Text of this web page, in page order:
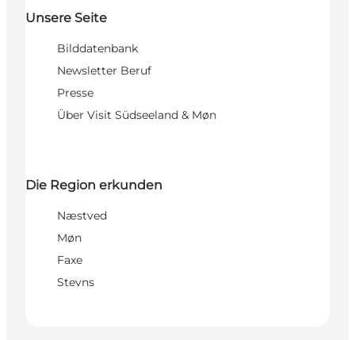
Unsere Seite
Bilddatenbank
Newsletter Beruf
Presse
Über Visit Südseeland & Møn
Die Region erkunden
Næstved
Møn
Faxe
Stevns